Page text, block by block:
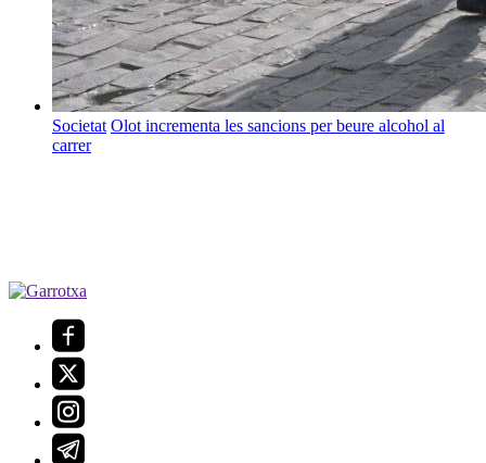
Societat Olot incrementa les sancions per beure alcohol al
carrer